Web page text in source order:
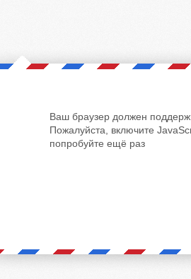
Ваш браузер должен
Пожалуйста, включите
попробуйте ещё раз